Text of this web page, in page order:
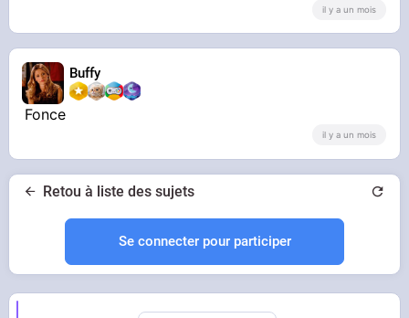
il y a un mois
Buffy
Fonce
il y a un mois
Retou à liste des sujets
Se connecter pour participer